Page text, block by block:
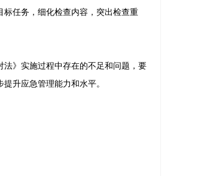
任务，细化检查内容，突出检查重
》实施过程中存在的不足和问题，要
升应急管理能力和水平。